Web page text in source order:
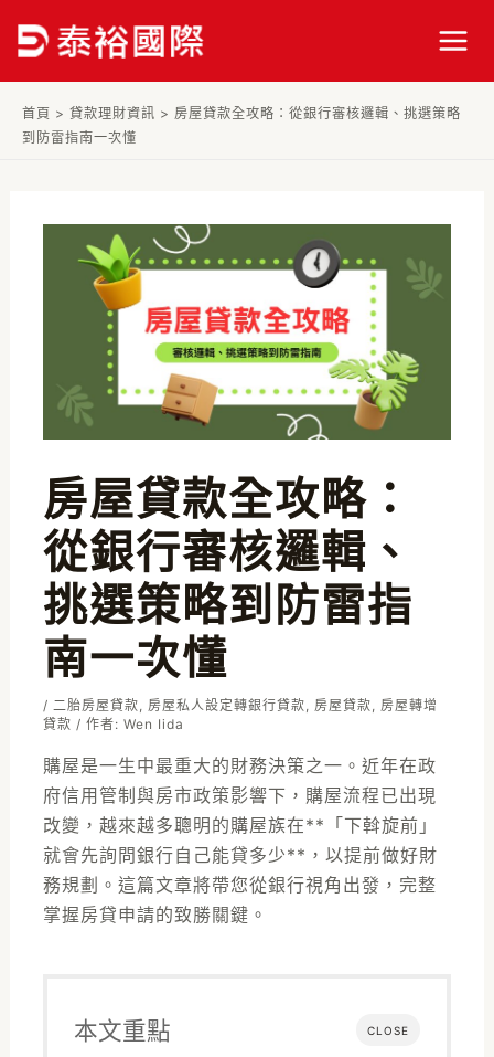
首頁 > 貸款理財資訊 > 房屋貸款全攻略：從銀行審核邏輯、挑選策略
到防雷指南一次懂
房屋貸款全攻略：
從銀行審核邏輯、
挑選策略到防雷指
南一次懂
/ 二胎房屋貸款 房屋私人設定轉銀行貸款 房屋貸款
房屋轉增
貸款 / 作者: Wen Iida
購屋是一生中最重大的財務決策之一。近年在政
府信用管制與房市政策影響下，購屋流程已出現
改變，越來越多聰明的購屋族在**「下斡旋前」
就會先詢問銀行自己能貸多少**，以提前做好財
務規劃。這篇文章將帶您從銀行視角出發，完整
掌握房貸申請的致勝關鍵。
CLOSE
本文重點
navigation